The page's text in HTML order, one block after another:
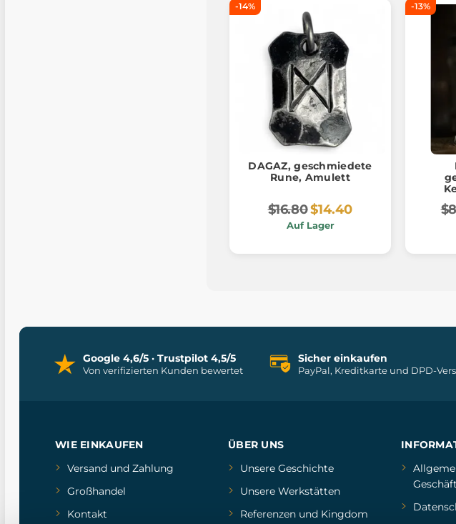
-14%
DAGAZ, geschmiedete
Rune, Amulett
$16.80$14.40
Auf Lager
-13%
Google 4,6/5 · Trustpilot 4,5/5
Von verifizierten Kunden bewertet
Sicher einkaufen
PayPal, Kreditkarte und DPD-
WIE EINKAUFEN
Versand und Zahlung
Großhandel
Kontakt
ÜBER UNS
Unsere Geschichte
Unsere Werkstätten
Referenzenund Kingdom